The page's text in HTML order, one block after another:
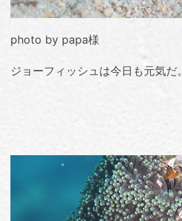
photo by papa様
ジョーフィッシュは今日も元気だ。